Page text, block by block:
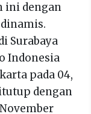
ini dengan
Surabaya
Indonesia
pada 04,
dengan